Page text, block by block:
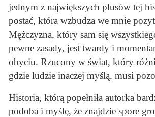
jednym z największych plusów tej
postać, która wzbudza we mnie
Mężczyzna, który sam się
pewne zasady, jest twardy i
obyciu. Rzucony w świat, który
gdzie ludzie inaczej myślą, musi
Historia, którą popełniła autorka
podoba i myślę, że znajdzie spore